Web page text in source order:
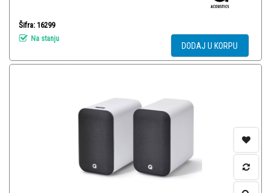
Šifra: 16299
Na stanju
DODAJ U KORPU